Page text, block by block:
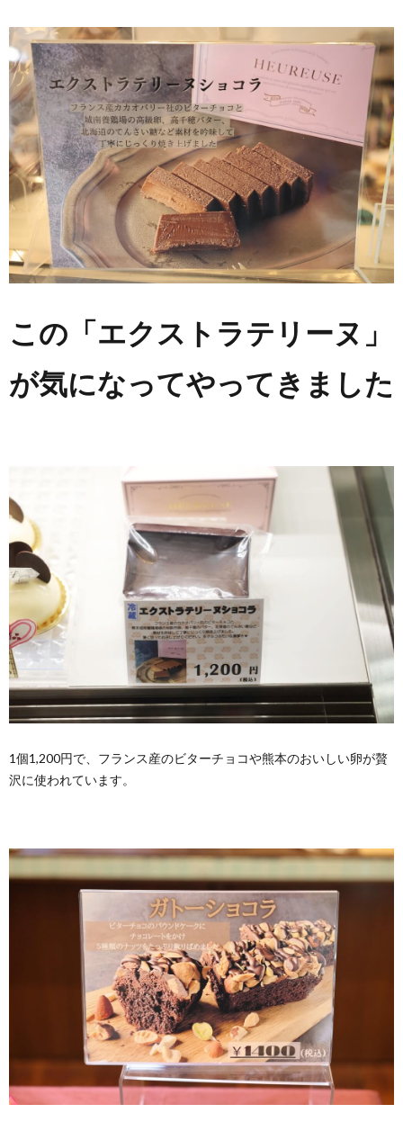
この「エクストラテリーヌ」
が気になってやってきました
1個1,200円で、フランス産のビターチョコや熊本のおいしい卵が贅
沢に使われています。